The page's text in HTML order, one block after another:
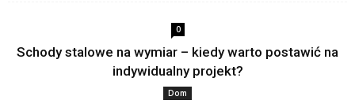
0
Schody stalowe na wymiar – kiedy warto postawić na
indywidualny projekt?
Dom